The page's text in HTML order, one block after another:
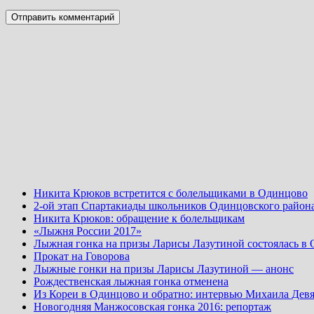
Никита Крюков встретится с болельщиками в Одинцово
2-ой этап Спартакиады школьников Одинцовского
Никита Крюков: обращение к болельщикам
«Лыжня России 2017»
Лыжная гонка на призы Ларисы Лазутиной состоялась в
Прокат на Говорова
Лыжные гонки на призы Ларисы Лазутиной — анонс
Рождественская лыжная гонка отменена
Из Кореи в Одинцово и обратно: интервью Михаила
Новогодняя Манжосовская гонка 2016: репортаж